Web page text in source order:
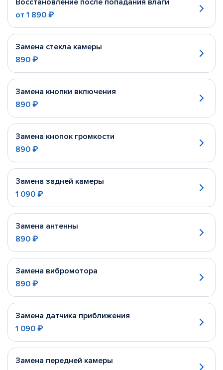
Восстановление после попадания влаги
от 1 890 ₽
Замена стекла камеры
890 ₽
Замена кнопки включения
890 ₽
Замена кнопок громкости
890 ₽
Замена задней камеры
1 090 ₽
Замена антенны
890 ₽
Замена вибромотора
890 ₽
Замена датчика приближения
1 090 ₽
Замена передней камеры